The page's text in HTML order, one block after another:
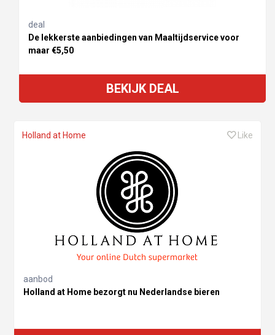
deal
De lekkerste aanbiedingen van Maaltijdservice voor
maar €5,50
BEKIJK DEAL
Holland at Home Like
aanbod
Holland at Home bezorgt nu Nederlandse bieren